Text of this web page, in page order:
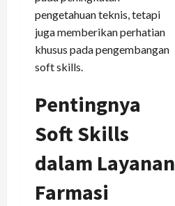
pengetahuan teknis, tetapi
juga memberikan perhatian
khusus pada pengembangan
soft skills.
Pentingnya
Soft Skills
dalam Layanan
Farmasi